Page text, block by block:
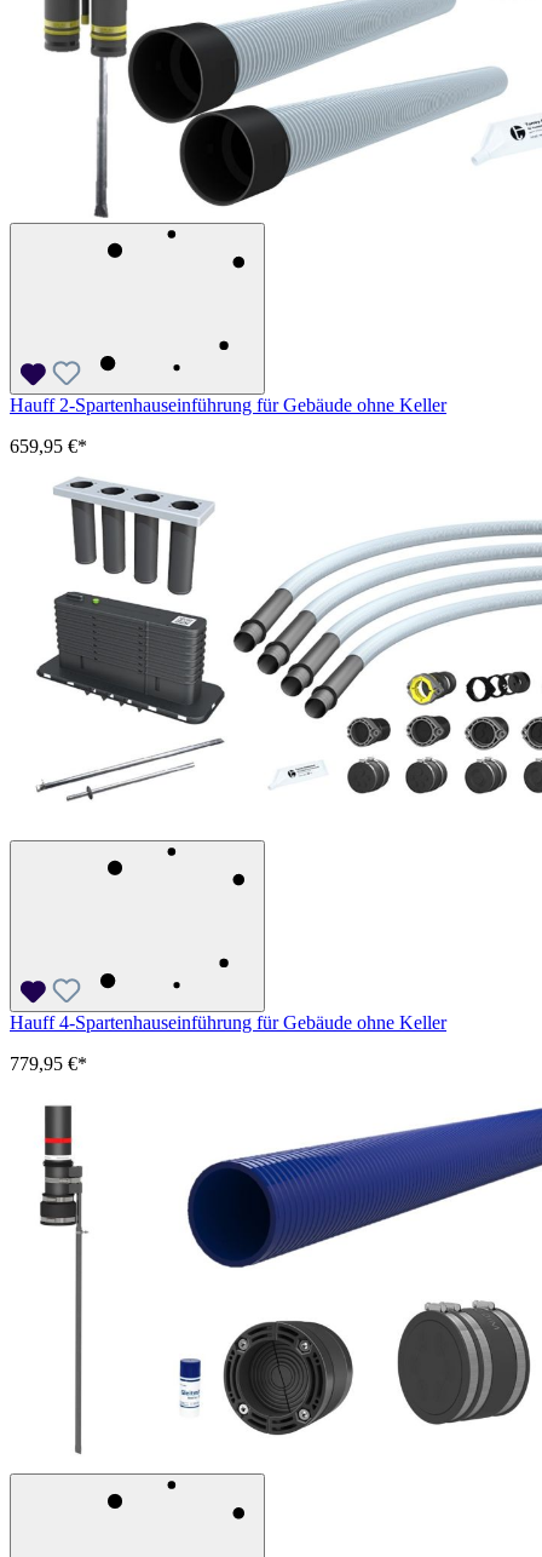
Hauff 2-Spartenhauseinführung für Gebäude ohne Keller
659,95 €*
Hauff 4-Spartenhauseinführung für Gebäude ohne Keller
779,95 €*